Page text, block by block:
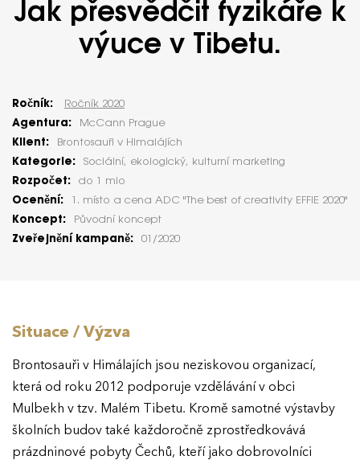
Jak přesvědčit fyzikáře k
výuce v Tibetu.
Ročník: Ročník 2020
Agentura: McCann Prague
Klient: Brontosauři v Himalájích
Kategorie: Sociální, ekologický, kulturní marketing
Rozpočet: do 1 mio
Ocenění: 1. místo a cena ADC "The best of creativity EFFIE 2020"
Koncept: Původní koncept
Zveřejnění kampaně: 01/2020
Situace / Výzva
Brontosauři v Himálajích jsou neziskovou organizací,
která od roku 2012 podporuje vzdělávání v obci
Mulbekh v tzv. Malém Tibetu. Kromě samotné výstavby
školních budov také každoročně zprostředkovává
prázdninové pobyty Čechů, kteří jako dobrovolníci